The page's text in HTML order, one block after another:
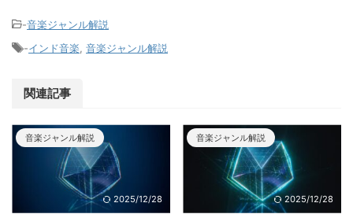
-音楽ジャンル解説
-インド音楽, 音楽ジャンル解説
関連記事
音楽ジャンル解説
2025/12/28
音楽ジャンル解説
2025/12/28